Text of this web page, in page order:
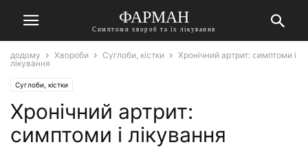
ФАРМАН
Симптоми хвороб та їх лікування
додому Хвороби Суглоби, кістки
Хронічний артрит: симптоми і
лікування
Суглоби, кістки
Хронічний артрит:
симптоми і лікування